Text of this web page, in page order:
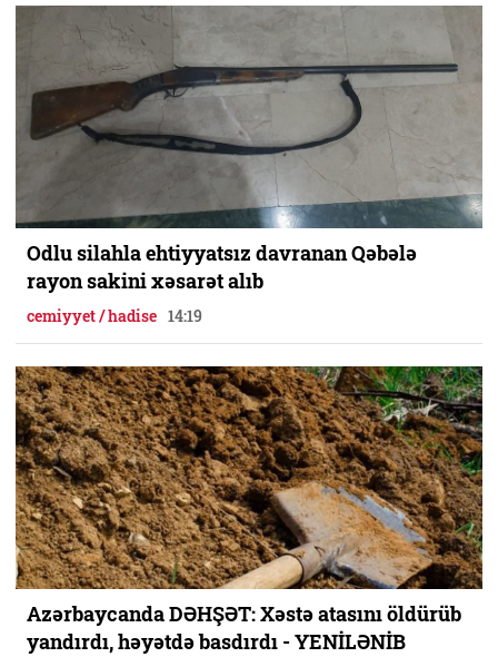
Odlu silahla ehtiyyatsız davranan Qəbələ
rayon sakini xəsarət alıb
cemiyyet / hadise 14:19
Azərbaycanda DƏHŞƏT: Xəstə atasını öldürüb
yandırdı, həyətdə basdırdı - YENİLƏNİB